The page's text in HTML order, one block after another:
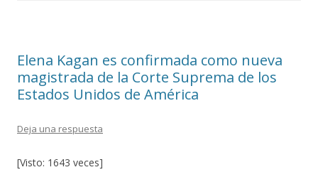
k r
Elena Kagan es confirmada como nueva
magistrada de la Corte Suprema de los
Estados Unidos de América
Deja una respuesta
[Visto: 1643 veces]